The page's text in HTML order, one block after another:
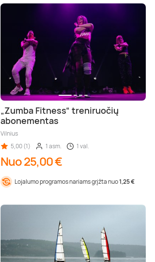
„Zumba Fitness“ treniruočių
abonementas
Vilnius
5,00 (1)
1 asm. 1 val.
Nuo 25,00 €
Lojalumo programos nariams grįžta nuo1,25 €